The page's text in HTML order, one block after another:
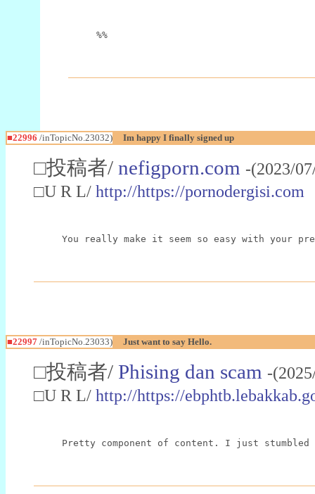
%%
■22996 /inTopicNo.23032) Im happy I finally signed up
□投稿者/ nefigporn.com -(2023/
□U R L/ http://https://pornodergisi.com
You really make it seem so easy with your
■22997 /inTopicNo.23033) Just want to say Hello.
□投稿者/ Phising dan scam -
□U R L/ http://https://
Pretty component of content. I just